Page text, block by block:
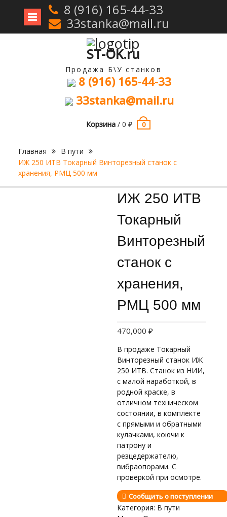
Перейти
8 (916) 165-44-33
33stanka@mail.ru
ST-OK.ru
Продажа Б\У станков
8 (916) 165-44-33
33stanka@mail.ru
Корзина/ 0 ₽ 0
Главная
В пути
ИЖ 250 ИТВ Токарный Винторезный станок с
хранения, РМЦ 500 мм
ИЖ 250 ИТВ
Токарный
Винторезный
станок с
хранения,
РМЦ 500 мм
470,000₽
В продаже Токарный
Винторезный станок ИЖ
250 ИТВ. Станок из НИИ,
с малой наработкой, в
родной краске, в
отличном техническом
состоянии, в комплекте
с прямыми и обратными
кулачками, коючи к
патрону и
резцедержателю,
вибраопорами. С
проверкой при осмотре.
Сообщить о поступлении
Категория: В пути